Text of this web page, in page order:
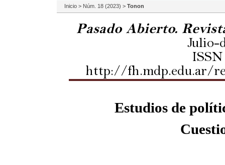
Inicio > Núm. 18 (2023) >Tonon
Pasado Abierto.
Julio-
http://fh.mdp.edu.ar/
Estudios de